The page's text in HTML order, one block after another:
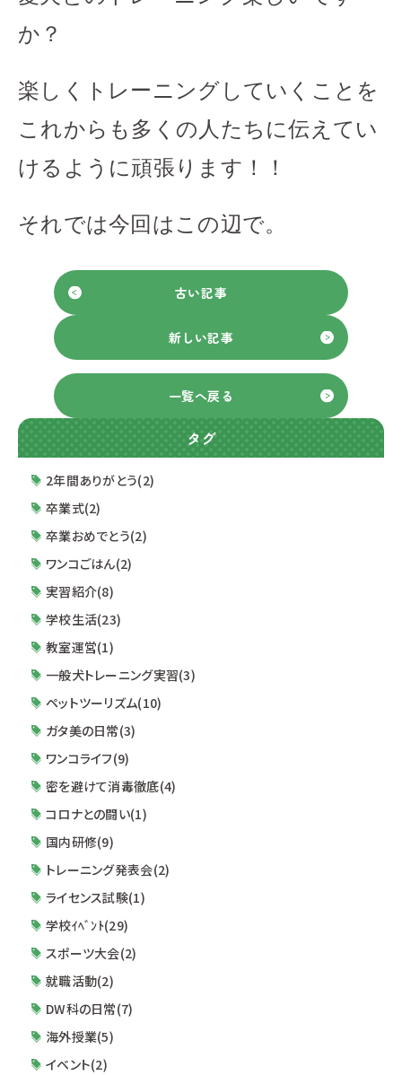
か？
楽しくトレーニングしていくことを
これからも多くの人たちに伝えてい
けるように頑張ります！！
それでは今回はこの辺で。
古い記事
新しい記事
一覧へ戻る
タグ
2年間ありがとう(2)
卒業式(2)
卒業おめでとう(2)
ワンコごはん(2)
実習紹介(8)
学校生活(23)
教室運営(1)
一般犬トレーニング実習(3)
ペットツーリズム(10)
ガタ美の日常(3)
ワンコライフ(9)
密を避けて消毒徹底(4)
コロナとの闘い(1)
国内研修(9)
トレーニング発表会(2)
ライセンス試験(1)
学校ｲﾍﾞﾝﾄ(29)
スポーツ大会(2)
就職活動(2)
DW科の日常(7)
海外授業(5)
イベント(2)